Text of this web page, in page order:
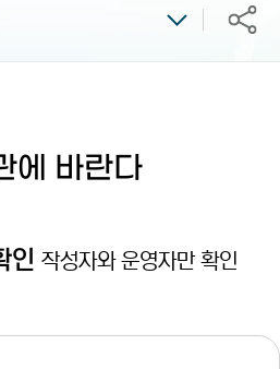
공유
에 바란다
인작성자와 운영자만 확인